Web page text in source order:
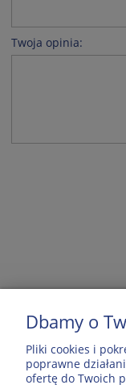
Twoja opinia:
Dbamy o
Pliki cookies i
poprawne
ofertę do Twoich